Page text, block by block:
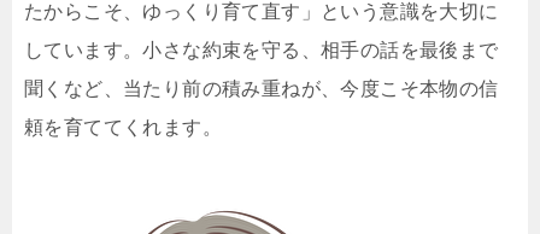
たからこそ、ゆっくり育て直す」という意識を大切に
しています。小さな約束を守る、相手の話を最後まで
聞くなど、当たり前の積み重ねが、今度こそ本物の信
頼を育ててくれます。